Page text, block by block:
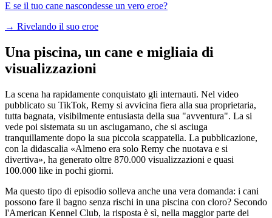
E se il tuo cane nascondesse un vero eroe?
→ Rivelando il suo eroe
Una piscina, un cane e migliaia di
visualizzazioni
La scena ha rapidamente conquistato gli internauti. Nel video
pubblicato su TikTok, Remy si avvicina fiera alla sua proprietaria,
tutta bagnata, visibilmente entusiasta della sua "avventura". La si
vede poi sistemata su un asciugamano, che si asciuga
tranquillamente dopo la sua piccola scappatella. La pubblicazione,
con la didascalia «Almeno era solo Remy che nuotava e si
divertiva», ha generato oltre 870.000 visualizzazioni e quasi
100.000 like in pochi giorni.
Ma questo tipo di episodio solleva anche una vera domanda: i cani
possono fare il bagno senza rischi in una piscina con cloro? Secondo
l'American Kennel Club, la risposta è sì, nella maggior parte dei